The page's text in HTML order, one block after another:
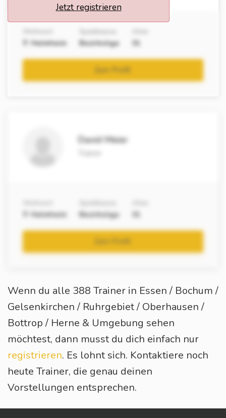
Helmheim
Bezirksliga
31
Zum Profil
Jetzt registrieren
David Meier
Trainer
Helmheim
Bezirksliga
31
Zum Profil
Wenn du alle 388 Trainer in Essen / Bochum /
Gelsenkirchen / Ruhrgebiet / Oberhausen /
Bottrop / Herne & Umgebung sehen
möchtest, dann musst du dich einfach nur
registrieren. Es lohnt sich. Kontaktiere noch
heute Trainer, die genau deinen
Vorstellungen entsprechen.